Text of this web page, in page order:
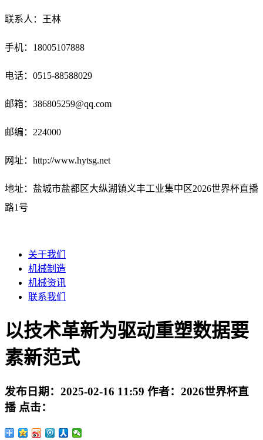
联系人：王林
手机：18005107888
电话： 0515-88588029
邮箱： 386805259@qq.com
邮编：224000
网址：http://www.hytsg.net
地址：盐城市盐都区大纵湖镇义丰工业集中区2026世界杯直播
路1号
关于我们
机械制造
机械资讯
联系我们
以技术革新为驱动重塑数据要
素新范式
发布日期： 2025-02-16 11:59 作者： 2026世界杯直
播 点击：